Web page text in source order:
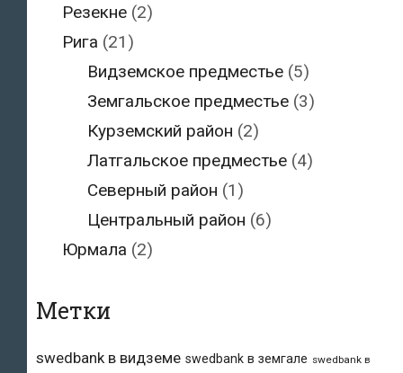
Резекне(2)
Рига (21)
Видземское предместье (5)
Земгальское предместье (3)
Курземский район (2)
Латгальское предместье (4)
Северный район (1)
Центральный район (6)
Юрмала (2)
Метки
swedbank в видземе swedbank в земгале swedbank в